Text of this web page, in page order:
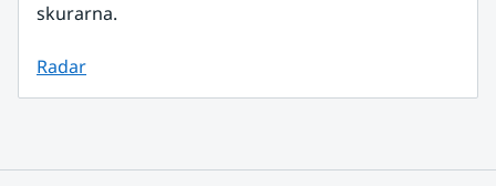
skurarna.
Radar